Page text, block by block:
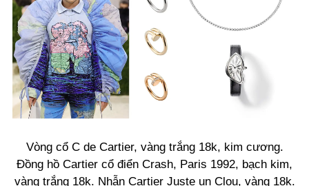
Vòng cổ C de Cartier, vàng trắng 18k, kim cương.
Đồng hồ Cartier cổ điển Crash, Paris 1992, bạch kim,
vàng trắng 18k. Nhẫn Cartier Juste un Clou, vàng 18k.